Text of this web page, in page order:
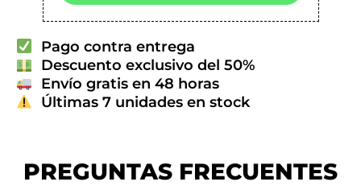
Pago contra entrega
Descuento exclusivo del 50%
Envío gratis en 48 horas
Últimas 7 unidades en stock
PREGUNTAS FRECUENTES